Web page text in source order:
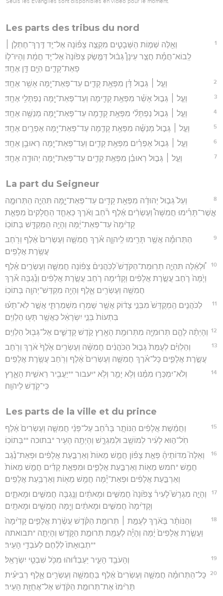
Les parts des tribus du nord
1
וְאֵ֖לֶּה שְׁמ֣וֹת הַשְּׁבָטִ֑ים מִקְצֵ֣ה צָפ֡וֹנָה אֶל־יַ֣ד דֶּֽרֶךְ־חֶתְלֹ֣ן ׀
לְֽבוֹא־חֲמָ֡ת חֲצַ֣ר עֵינָן֩ גְּב֨וּל דַּמֶּ֤שֶׂק צָפ֙וֹנָה֙ אֶל־יַ֣ד חֲמָ֔ת וְהָיוּ־ל֧וֹ
פְאַת־קָדִ֛ים הַיָּ֖ם דָּ֥ן אֶחָֽד׃
2 וְעַ֣ל ׀ גְּב֣וּל דָּ֗ן מִפְּאַ֥ת קָדִ֛ים עַד־פְּאַת־יָ֖מָּה אָשֵׁ֥ר אֶחָֽד׃
3 וְעַ֣ל ׀ גְּב֣וּל אָשֵׁ֗ר מִפְּאַ֥ת קָדִ֛ימָה וְעַד־פְּאַת־יָ֖מָּה נַפְתָּלִ֥י אֶחָֽד׃
4 וְעַ֣ל ׀ גְּב֣וּל נַפְתָּלִ֗י מִפְּאַ֥ת קָדִ֛מָה עַד־פְּאַת־יָ֖מָּה מְנַשֶּׁ֥ה אֶחָֽד׃
5 וְעַ֣ל ׀ גְּב֣וּל מְנַשֶּׁ֗ה מִפְּאַ֥ת קָדִ֛מָה עַד־פְּאַת־יָ֖מָּה אֶפְרַ֥יִם אֶחָֽד׃
6 וְעַ֣ל ׀ גְּב֣וּל אֶפְרַ֗יִם מִפְּאַ֥ת קָדִ֛ים וְעַד־פְּאַת־יָ֖מָּה רְאוּבֵ֥ן אֶחָֽד׃
7 וְעַ֣ל ׀ גְּב֣וּל רְאוּבֵ֗ן מִפְּאַ֥ת קָדִ֛ים עַד־פְּאַת־יָ֖מָּה יְהוּדָ֥ה אֶחָֽד׃
La part du Seigneur
8
וְעַל֙ גְּב֣וּל יְהוּדָ֔ה מִפְּאַ֥ת קָדִ֖ים עַד־פְּאַת־יָ֑מָּה תִּהְיֶ֣ה הַתְּרוּמָ֣ה
אֲ‍ֽשֶׁר־תָּרִ֡ימוּ חֲמִשָּׁה֩ וְעֶשְׂרִ֨ים אֶ֜לֶף רֹ֗חַב וְאֹ֜רֶךְ כְּאַחַ֤ד הַחֲלָקִים֙ מִפְּאַ֤ת
קָדִ֙ימָה֙ עַד־פְּאַת־יָ֔מָּה וְהָיָ֥ה הַמִּקְדָּ֖שׁ בְּתוֹכֽוֹ׃
9
הַתְּרוּמָ֕ה אֲשֶׁ֥ר תָּרִ֖ימוּ לַֽיהוָ֑ה אֹ֗רֶךְ חֲמִשָּׁ֤ה וְעֶשְׂרִים֙ אֶ֔לֶף וְרֹ֖חַב
עֲשֶׂ֥רֶת אֲלָפִֽים׃
10
וּ֠לְאֵ֜לֶּה תִּהְיֶ֣ה תְרֽוּמַת־הַקֹּדֶשׁ֮ לַכֹּֽהֲנִים֒ צָפ֜וֹנָה חֲמִשָּׁ֧ה וְעֶשְׂרִ֣ים אֶ֗לֶף
וְיָ֙מָּה֙ רֹ֚חַב עֲשֶׂ֣רֶת אֲלָפִ֔ים וְקָדִ֗ימָה רֹ֚חַב עֲשֶׂ֣רֶת אֲלָפִ֔ים וְנֶ֕גְבָּה אֹ֕רֶךְ
חֲמִשָּׁ֥ה וְעֶשְׂרִ֖ים אָ֑לֶף וְהָיָ֥ה מִקְדַּשׁ־יְהוָ֖ה בְּתוֹכֽוֹ׃
11
לַכֹּהֲנִ֤ים הַֽמְקֻדָּשׁ֙ מִבְּנֵ֣י צָד֔וֹק אֲשֶׁ֥ר שָׁמְר֖וּ מִשְׁמַרְתִּ֑י אֲשֶׁ֣ר לֹֽא־תָע֗וּ
בִּתְעוֹת֙ בְּנֵ֣י יִשְׂרָאֵ֔ל כַּאֲשֶׁ֥ר תָּע֖וּ הַלְוִיִּֽם׃
12 וְהָיְתָ֨ה לָהֶ֧ם תְּרוּמִיָּ֛ה מִתְּרוּמַ֥ת הָאָ֖רֶץ קֹ֣דֶשׁ קָדָשִׁ֑ים אֶל־גְּב֖וּל הַלְוִיִּֽם׃
13
וְהַלְוִיִּ֗ם לְעֻמַּת֙ גְּב֣וּל הַכֹּהֲנִ֔ים חֲמִשָּׁ֨ה וְעֶשְׂרִ֥ים אֶ֙לֶף֙ אֹ֔רֶךְ וְרֹ֖חַב
עֲשֶׂ֣רֶת אֲלָפִ֑ים כָּל־אֹ֗רֶךְ חֲמִשָּׁ֤ה וְעֶשְׂרִים֙ אֶ֔לֶף וְרֹ֖חַב עֲשֶׂ֥רֶת אֲלָפִֽים׃
14
וְלֹא־יִמְכְּר֣וּ מִמֶּ֗נּוּ וְלֹ֥א יָמֵ֛ר וְלֹ֥א *יעבור **יַעֲבִ֖יר רֵאשִׁ֣ית הָאָ֑רֶץ
כִּי־קֹ֖דֶשׁ לַיהוָֽה׃
Les parts de la ville et du prince
15
וַחֲמֵ֨שֶׁת אֲלָפִ֜ים הַנּוֹתָ֣ר בָּרֹ֗חַב עַל־פְּנֵ֨י חֲמִשָּׁ֤ה וְעֶשְׂרִים֙ אֶ֔לֶף
חֹֽל־ה֣וּא לָעִ֔יר לְמוֹשָׁ֖ב וּלְמִגְרָ֑שׁ וְהָיְתָ֥ה הָעִ֖יר *בתוכה **בְּתוֹכֽוֹ׃
16
וְאֵלֶּה֮ מִדּוֹתֶיהָ֒ פְּאַ֣ת צָפ֗וֹן חֲמֵ֤שׁ מֵאוֹת֙ וְאַרְבַּ֣עַת אֲלָפִ֔ים וּפְאַת־נֶ֕גֶב
חֲמֵ֥שׁ *חמש מֵא֖וֹת וְאַרְבַּ֣עַת אֲלָפִ֑ים וּמִפְּאַ֣ת קָדִ֗ים חֲמֵ֤שׁ מֵאוֹת֙
וְאַרְבַּ֣עַת אֲלָפִ֔ים וּפְאַת־יָ֕מָּה חֲמֵ֥שׁ מֵא֖וֹת וְאַרְבַּ֥עַת אֲלָפִֽים׃
17
וְהָיָ֣ה מִגְרָשׁ֮ לָעִיר֒ צָפ֙וֹנָה֙ חֲמִשִּׁ֣ים וּמָאתַ֔יִם וְנֶ֖גְבָּה חֲמִשִּׁ֣ים וּמָאתָ֑יִם
וְקָדִ֙ימָה֙ חֲמִשִּׁ֣ים וּמָאתַ֔יִם וְיָ֖מָּה חֲמִשִּׁ֥ים וּמָאתָֽיִם׃
18
וְהַנּוֹתָ֨ר בָּאֹ֜רֶךְ לְעֻמַּ֣ת ׀ תְּרוּמַ֣ת הַקֹּ֗דֶשׁ עֲשֶׂ֨רֶת אֲלָפִ֤ים קָדִ֙ימָה֙
וַעֲשֶׂ֤רֶת אֲלָפִים֙ יָ֔מָּה וְהָיָ֕ה לְעֻמַּ֖ת תְּרוּמַ֣ת הַקֹּ֑דֶשׁ וְהָיְתָ֤ה *תבואתה
**תְבֽוּאָתוֹ֙ לְלֶ֔חֶם לְעֹבְדֵ֖י הָעִֽיר׃
19 וְהָעֹבֵ֖ד הָעִ֑יר יַעַבְד֕וּהוּ מִכֹּ֖ל שִׁבְטֵ֥י יִשְׂרָאֵֽל׃
20
כָּל־הַתְּרוּמָ֗ה חֲמִשָּׁ֤ה וְעֶשְׂרִים֙ אֶ֔לֶף בַּחֲמִשָּׁ֥ה וְעֶשְׂרִ֖ים אָ֑לֶף רְבִיעִ֗ית
תָּרִ֙ימוּ֙ אֶת־תְּרוּמַ֣ת הַקֹּ֔דֶשׁ אֶל־אֲחֻזַּ֖ת הָעִֽיר׃